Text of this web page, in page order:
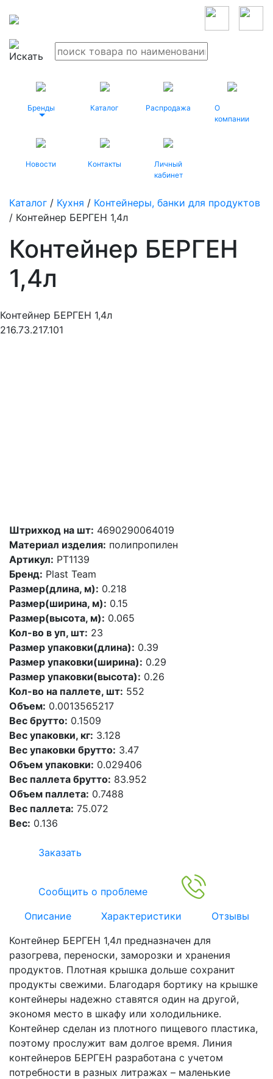
Бренды Каталог Распродажа
О
компании
Новости Контакты
Личный
кабинет
Каталог / Кухня / Контейнеры, банки для продуктов
/ Контейнер БЕРГЕН 1,4л
Контейнер БЕРГЕН
1,4л
Контейнер БЕРГЕН 1,4л
216.73.217.101
Штрихкод на шт: 4690290064019
Материал изделия: полипропилен
Артикул: PT1139
Бренд: Plast Team
Размер(длина, м): 0.218
Размер(ширина, м): 0.15
Размер(высота, м): 0.065
Кол-во в уп, шт: 23
Размер упаковки(длина): 0.39
Размер упаковки(ширина): 0.29
Размер упаковки(высота): 0.26
Кол-во на паллете, шт: 552
Объем: 0.0013565217
Вес брутто: 0.1509
Вес упаковки, кг: 3.128
Вес упаковки брутто: 3.47
Объем упаковки: 0.029406
Вес паллета брутто: 83.952
Объем паллета: 0.7488
Вес паллета: 75.072
Вес: 0.136
Заказать
Сообщить о проблеме
Описание
Характеристики
Отзывы
Контейнер БЕРГЕН 1,4л предназначен для
разогрева, переноски, заморозки и хранения
продуктов. Плотная крышка дольше сохранит
продукты свежими. Благодаря бортику на крышке
контейнеры надежно ставятся один на другой,
экономя место в шкафу или холодильнике.
Контейнер сделан из плотного пищевого пластика,
поэтому прослужит вам долгое время. Линия
контейнеров БЕРГЕН разработана с учетом
потребности в разных литражах – маленькие